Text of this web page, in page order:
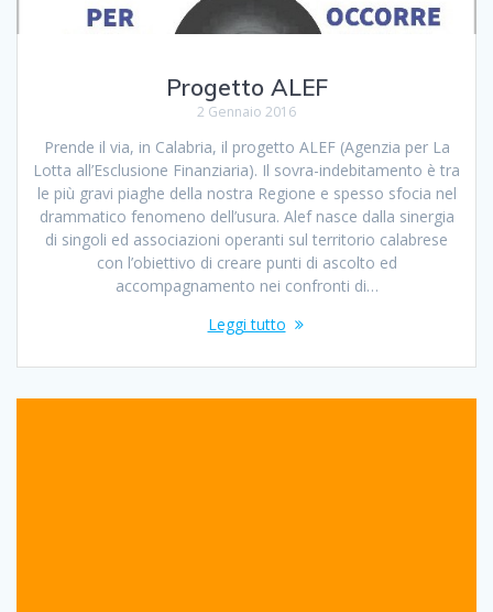
Progetto ALEF
2 Gennaio 2016
Prende il via, in Calabria, il progetto ALEF (Agenzia per La
Lotta all’Esclusione Finanziaria). Il sovra-indebitamento è tra
le più gravi piaghe della nostra Regione e spesso sfocia nel
drammatico fenomeno dell’usura. Alef nasce dalla sinergia
di singoli ed associazioni operanti sul territorio calabrese
con l’obiettivo di creare punti di ascolto ed
accompagnamento nei confronti di…
Leggi tutto